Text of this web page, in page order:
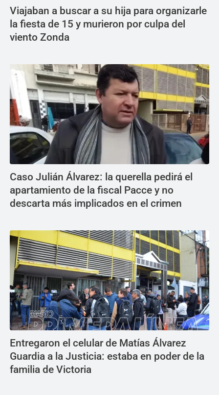
Viajaban a buscar a su hija para organizarle
la fiesta de 15 y murieron por culpa del
viento Zonda
Caso Julián Álvarez: la querella pedirá el
apartamiento de la fiscal Pacce y no
descarta más implicados en el crimen
Entregaron el celular de Matías Álvarez
Guardia a la Justicia: estaba en poder de la
familia de Victoria